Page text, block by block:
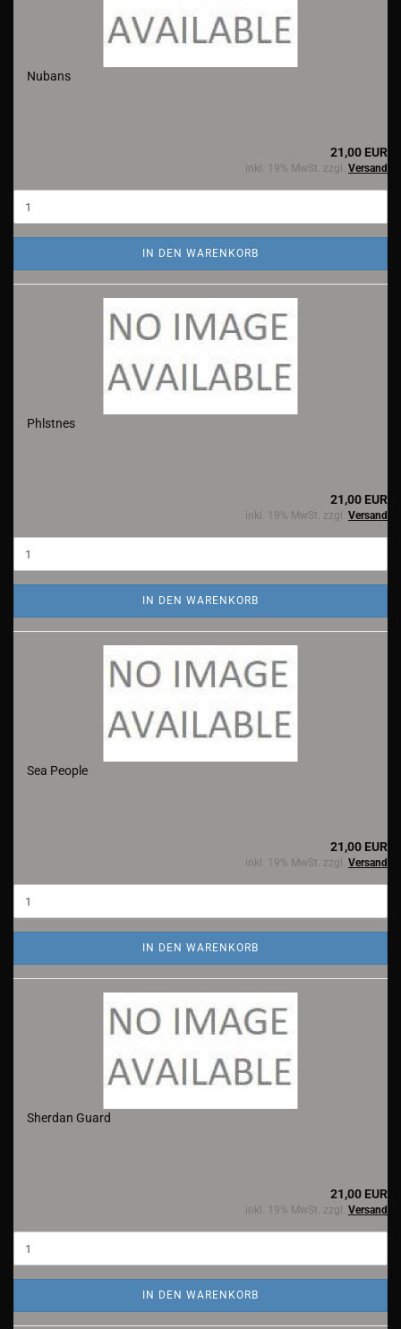
Nubans
21,00 EUR
inkl. 19% MwSt. zzgl. Versand
IN DEN WARENKORB
Phlstnes
21,00 EUR
inkl. 19% MwSt. zzgl. Versand
IN DEN WARENKORB
Sea People
21,00 EUR
inkl. 19% MwSt. zzgl. Versand
IN DEN WARENKORB
Sherdan Guard
21,00 EUR
inkl. 19% MwSt. zzgl. Versand
IN DEN WARENKORB